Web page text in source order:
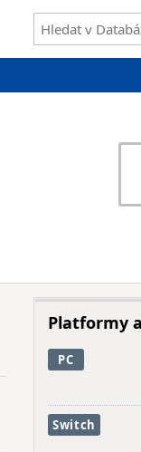
Platformy
PC
Switch